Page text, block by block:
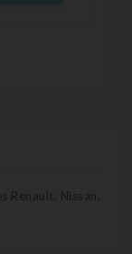
Renault, Nissan,